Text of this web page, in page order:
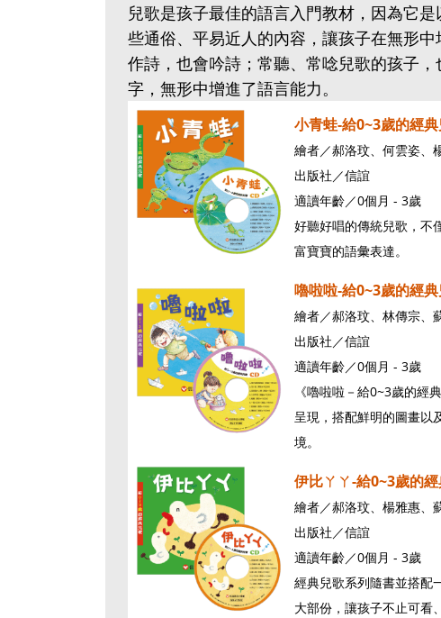
兒歌是孩子最佳的語言入門教材，因為它
些通俗、平易近人的內容，讓孩子在無形
作詩，也會吟詩；常聽、常唸兒歌的孩子
字，無形中增進了語言能力。
小青蛙-給0~3歲的經
繪者／郝洛玟、何雲姿、
出版社／信誼
適讀年齡／0個月 - 3歲
好聽好唱的傳統兒歌，不
富寶寶的語彙表達。
嚕啦啦-給0~3歲的經
繪者／郝洛玟、林傳宗、
出版社／信誼
適讀年齡／0個月 - 3歲
《嚕啦啦－給0~3歲的經
呈現，搭配鮮明的圖畫以
境。
伊比ㄚㄚ-給0~3歲的
繪者／郝洛玟、楊雅惠、
出版社／信誼
適讀年齡／0個月 - 3歲
經典兒歌系列隨書並搭配
大部份，讓孩子不止可看